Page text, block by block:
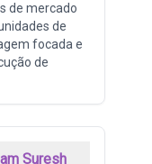
de mercado
de
focada e
de
Suresh